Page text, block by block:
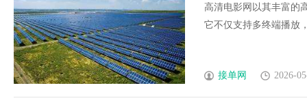
高清电影网以其丰富的
它不仅支持多终端播放
接单网 2026-